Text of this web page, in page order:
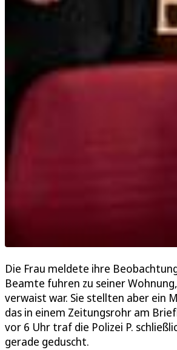
Die Frau meldete ihre
Beamte fuhren zu seiner
verwaist war. Sie stellten aber ein
das in einem Zeitungsrohr am
vor 6 Uhr traf die Polizei P.
gerade geduscht.